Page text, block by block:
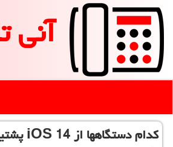
آنی
كدام دستگاهها از iOS 14 پشتیبانی می كنند؟